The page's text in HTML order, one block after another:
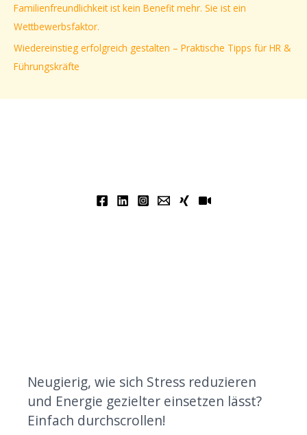
:Familienfreundlichkeit ist kein Benefit mehr. Sie ist ein
Wettbewerbsfaktor.
Wiedereinstieg erfolgreich gestalten – Praktische Tipps für HR &
Führungskräfte
Neugierig, wie sich Stress reduzieren
und Energie gezielter einsetzen lässt?
Einfach durchscrollen!